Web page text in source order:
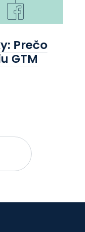
Prečo
GTM